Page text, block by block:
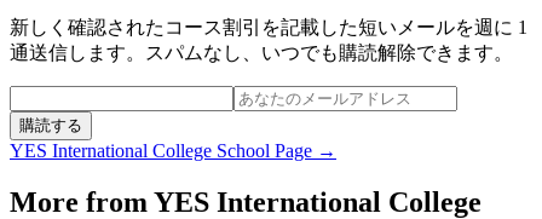
新しく確認されたコース割引を記載した短いメールを週に 1
通送信します。スパムなし、いつでも購読解除できます。
購読する
YES International College School Page →
More from YES International College